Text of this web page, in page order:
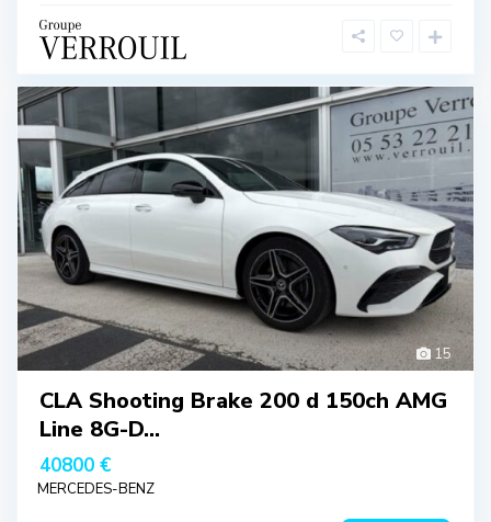
15
CLA Shooting Brake 200 d 150ch AMG
Line 8G-D...
40800 €
MERCEDES-BENZ